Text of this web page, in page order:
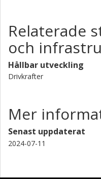
Relaterade
och
Hållbar utveckling
Drivkrafter
Mer
Senast uppdaterat
2024-07-11